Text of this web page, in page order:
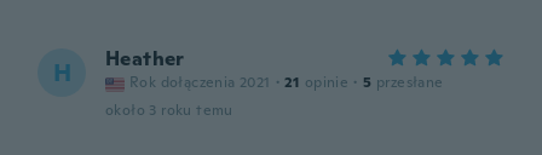
H Heather
Rok dołączenia 2021 · 21 opinie · 5 przesłane
około 3 roku temu